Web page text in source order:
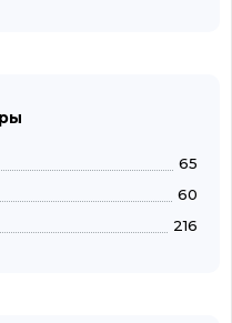
65
60
216